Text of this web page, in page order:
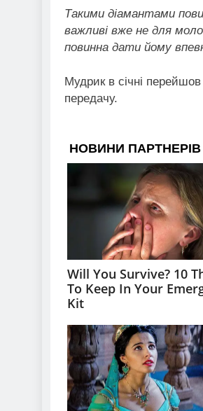
Такими діамантами
важливі вже не для
повинна дати йому
Мудрик в січні
передачу.